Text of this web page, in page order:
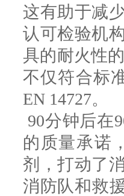
这有助于减
认可检验机
具的耐火性
不仅符合标
EN 14727。
90分钟后在
的质量承诺
剂，打动了
消防队和救